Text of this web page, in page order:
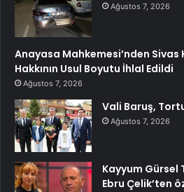
Ağustos 7, 2026
Anayasa Mahkemesi’nden Sivas
Hakkının Usul Boyutu İhlal Edildi
Ağustos 7, 2026
Vali Baruş,
Ağustos 7, 2026
Kayyum Gürsel
Ebru Çelik’ten